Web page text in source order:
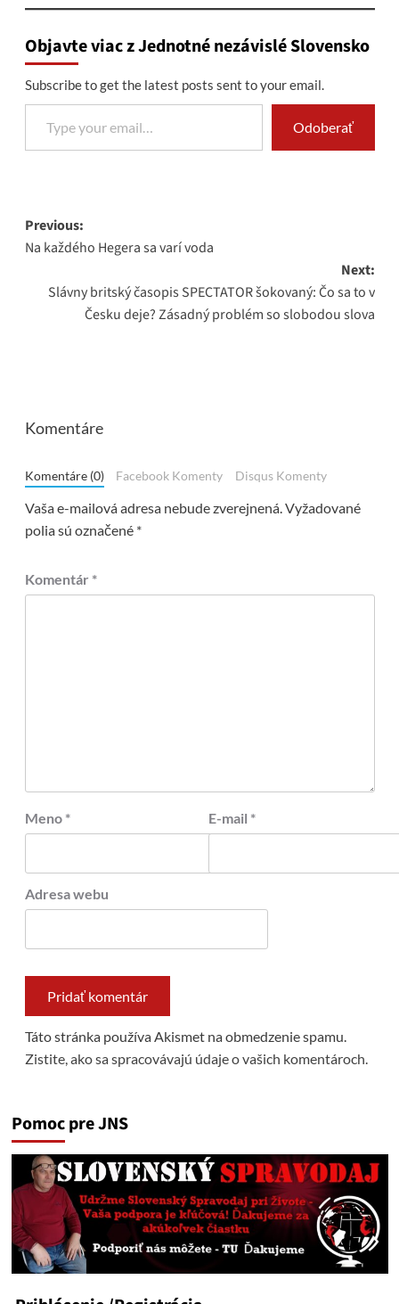
Objavte viac z Jednotné nezávislé Slovensko
Subscribe to get the latest posts sent to your email.
Type your email…
Odoberať
Post
navigation
Previous:
Na každého Hegera sa varí voda
Next:
Slávny britský časopis SPECTATOR šokovaný: Čo sa to v
Česku deje? Zásadný problém so slobodou slova
Komentáre
Komentáre (0) Facebook Komenty Disqus Komenty
Vaša e-mailová adresa nebude zverejnená.Vyžadované
polia sú označené *
Komentár *
Meno * E-mail *
Adresa webu
Táto stránka používa Akismet na obmedzenie spamu.
Zistite, ako sa spracovávajú údaje o vašich komentároch.
Pomoc pre JNS